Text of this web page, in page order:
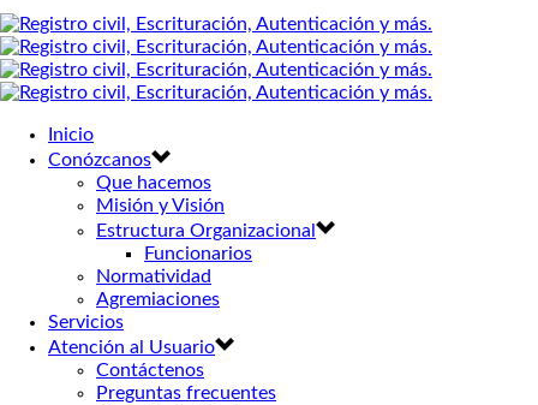
Inicio
Conózcanos
Que hacemos
Misión y Visión
Estructura Organizacional
Funcionarios
Normatividad
Agremiaciones
Servicios
Atención al Usuario
Contáctenos
Preguntas frecuentes